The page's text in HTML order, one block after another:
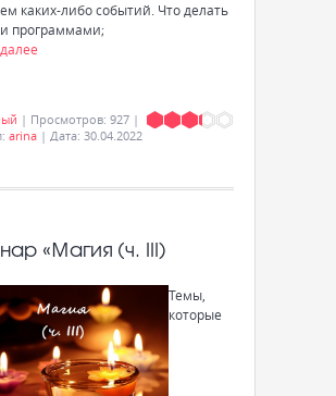
каких-либо событий. Что делать
программами;
| Просмотров: 927 |
arina | Дата: 30.04.2022
«Магия (ч. III)
Темы,
которые